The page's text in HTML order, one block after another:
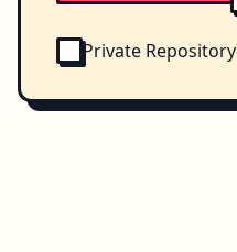
Private Repository